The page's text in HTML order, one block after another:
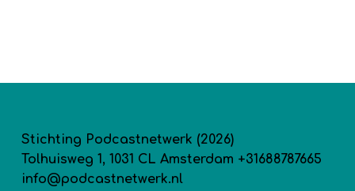
Stichting Podcastnetwerk (2026)
Tolhuisweg 1, 1031 CL Amsterdam +31688787665
info@podcastnetwerk.nl